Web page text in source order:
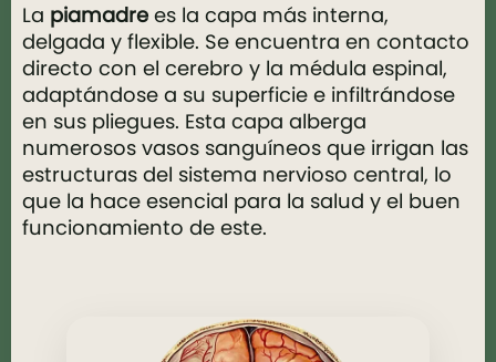
La piamadre es la capa más interna,
delgada y flexible. Se encuentra en contacto
directo con el cerebro y la médula espinal,
adaptándose a su superficie e infiltrándose
en sus pliegues. Esta capa alberga
numerosos vasos sanguíneos que irrigan las
estructuras del sistema nervioso central, lo
que la hace esencial para la salud y el buen
funcionamiento de este.